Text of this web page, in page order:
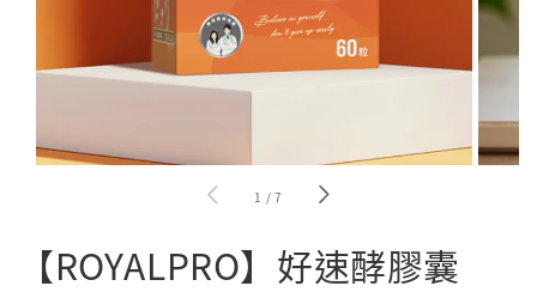
1 /7
【ROYALPRO】好速酵膠囊